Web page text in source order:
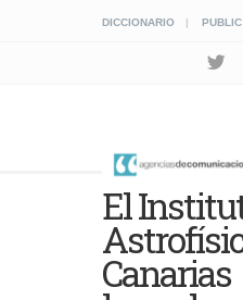
DICCIONARIO
El
Canarias